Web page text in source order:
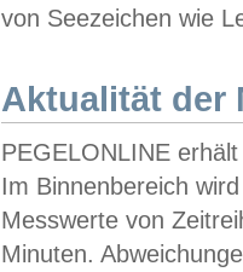
von Seezeichen wie
Aktualität der
PEGELONLINE
Im Binnenbereich
Messwerte von
Minuten.